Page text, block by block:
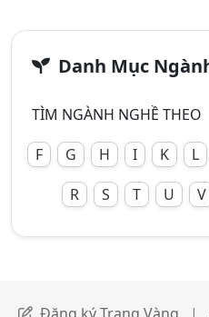
Danh Mục
TÌM NGÀNH NGHỀ THEO
F
G H I K L
R
S T U V